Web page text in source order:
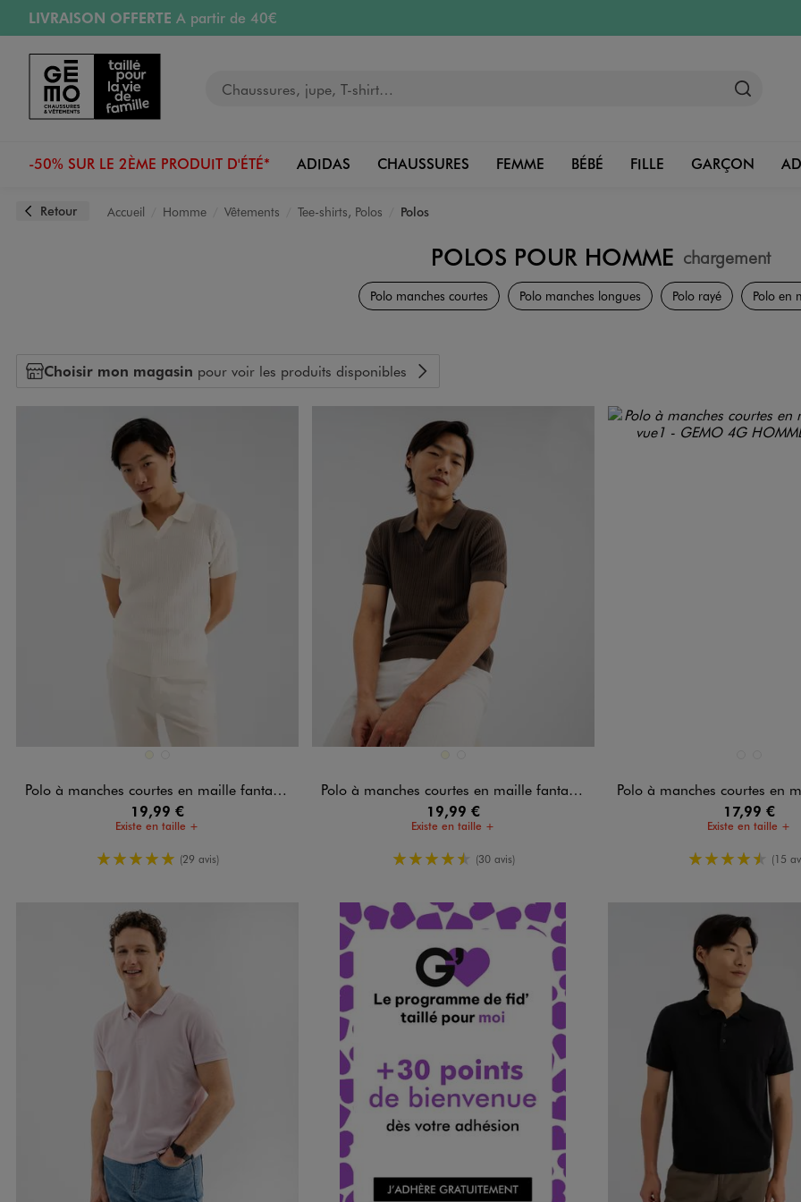
Aller au contenu principal
Aller à la navigation
LIVRAISON OFFERTE A partir de 40€
RETRAIT ET LIVRAISON OFFERTE
PAYEZ EN 3x SANS FRAIS
dès 50€
Retours OFFERTSpendant 30 jours
-50% SUR LE 2ÈME PRODUIT D'ÉTÉ* ADIDAS CHAUSSURES FEMME BÉBÉ FILLE GARÇON
Retour Accueil Homme Vêtements Tee-shirts, Polos Polos
POLOS POUR HOMME chargement
Vêtements
Polo manches courtes Polo manches longues Polo rayé Polo en
Choisir mon magasin pour voir les produits disponibles
Polo à manches courtes en maille fantaisie homme
19,99 €
Existe en taille +
5/5 de moyenne
(29 avis)
Polo à manches courtes en maille fantaisie homme
19,99 €
Existe en taille +
4.5/5 de moyenne
(30 avis)
Polo à manches courtes en
17,99 €
Existe en taille +
4.5/5 de(15